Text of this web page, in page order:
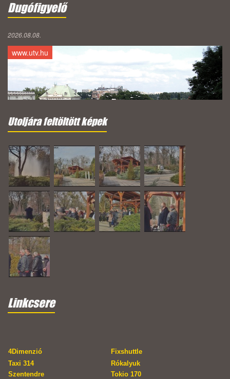
Dugófigyelő
2026.08.08.
www.utv.hu
Utoljára feltöltött képek
Linkcsere
4Dimenzió
Fixshuttle
Taxi 314
Szentendre
Rókalyuk
Tokio 170